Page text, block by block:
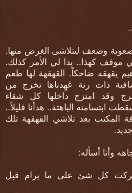
وضعف ليتلاشى الغرض منها.
كهذا.. بدا لي الأمر كذلك.
يقهقه ضاحكاً. القهقهة لها طعم
ذات رنة عَهِدناها تخرج من
وقد امتزج داخلها كل شقاء
ابتسامته الباهتة.. هدأنا قليلاً..
بعد تلاشي القهقهة تلك
وأنا أسأله:
كل شئ على ما يرام قبل